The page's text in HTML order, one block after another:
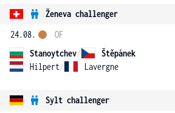
Ženeva challenger
24.08.
Stanoytchev/
Štěpánek
Hilpert/ Lavergne
OF
Sylt challenger